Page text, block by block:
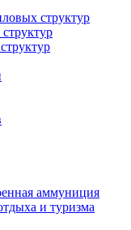
структур
аммуниция
и туризма